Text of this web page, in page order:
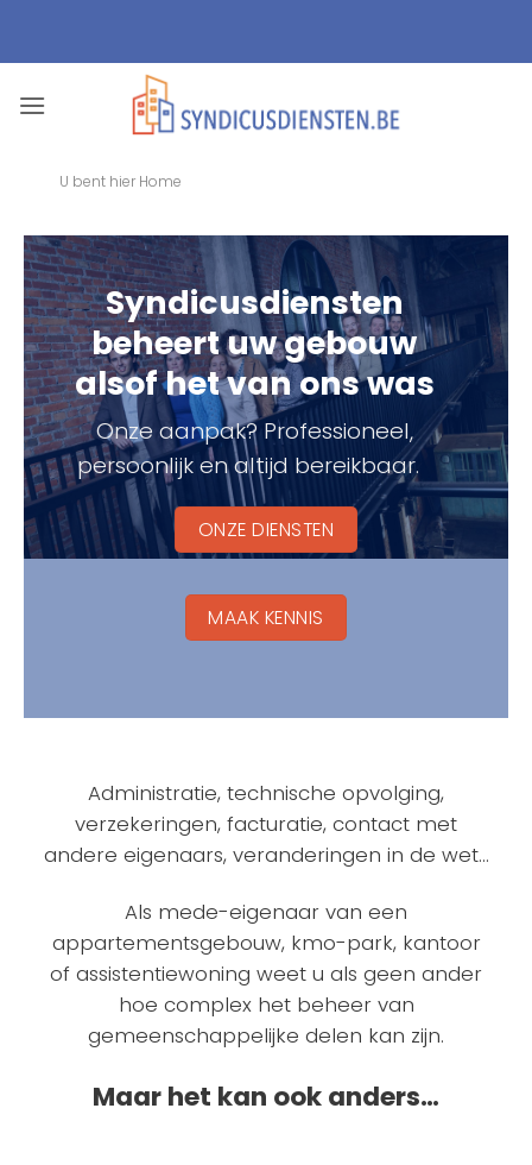
U bent hier Home
Syndicusdiensten
beheert uw gebouw
alsof het van ons was
Onze aanpak? Professioneel,
persoonlijk en altijd bereikbaar.
ONZE DIENSTEN
MAAK KENNIS
Administratie, technische opvolging,
verzekeringen, facturatie, contact met
andere eigenaars, veranderingen in de wet…
Als mede-eigenaar van een
appartementsgebouw, kmo-park, kantoor
of assistentiewoning weet u als geen ander
hoe complex het beheer van
gemeenschappelijke delen kan zijn.
Maar het kan ook anders…